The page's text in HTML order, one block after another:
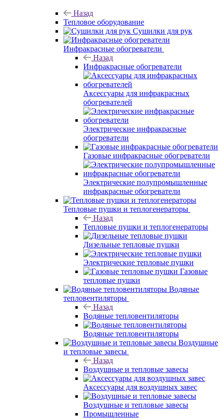
Назад
Тепловое оборудование
Сушилки для рук
Инфракрасные обогреватели
Назад
Инфракрасные обогреватели
Аксессуары для инфракрасных
обогревателей
Электрические инфракрасные
обогреватели
Газовые инфракрасные обогреватели
Электрические полупромышленные
инфракрасные обогреватели
Тепловые пушки и теплогенераторы
Назад
Тепловые пушки и теплогенераторы
Дизельные тепловые пушки
Электрические тепловые пушки
Газовые
тепловые пушки
Водяные
тепловентиляторы
Назад
Водяные тепловентиляторы
Водяные тепловентиляторы
Воздушные
и тепловые завесы
Назад
Воздушные и тепловые завесы
Аксессуары для воздушных завес
Воздушные и тепловые завесы
Промышленные